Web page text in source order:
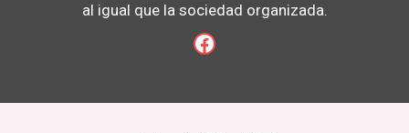
al igual que la sociedad organizada.
Facebook